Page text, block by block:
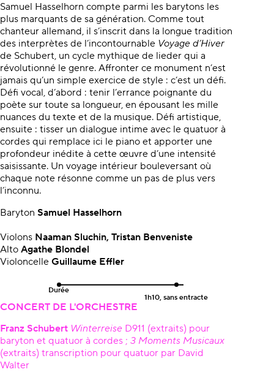
Samuel Hasselhorn compte parmi les barytons les
plus marquants de sa génération. Comme tout
chanteur allemand, il s’inscrit dans la longue tradition
des interprètes de l’incontournable Voyage d’Hiver
de Schubert, un cycle mythique de lieder qui a
révolutionné le genre. Affronter ce monument n’est
jamais qu’un simple exercice de style : c’est un défi.
Défi vocal, d’abord : tenir l’errance poignante du
poète sur toute sa longueur, en épousant les mille
nuances du texte et de la musique. Défi artistique,
ensuite : tisser un dialogue intime avec le quatuor à
cordes qui remplace ici le piano et apporter une
profondeur inédite à cette œuvre d’une intensité
saisissante. Un voyage intérieur bouleversant où
chaque note résonne comme un pas de plus vers
l’inconnu.
Baryton Samuel Hasselhorn
Violons Naaman Sluchin, Tristan Benveniste
Alto Agathe Blondel
Violoncelle Guillaume Effler
Durée
1h10, sans entracte
CONCERT DE L'ORCHESTRE
Franz Schubert Winterreise D911 (extraits) pour
baryton et quatuor à cordes ; 3 Moments Musicaux
(extraits) transcription pour quatuor par David
Walter